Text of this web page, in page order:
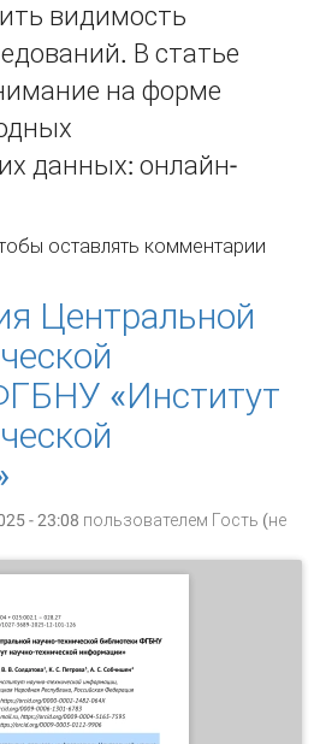
видимость
В статье
на форме
данных: онлайн-
исследовательских данных
оставлять комментарии
Центральной
«Институт
- 23:08 пользователем Гость (не